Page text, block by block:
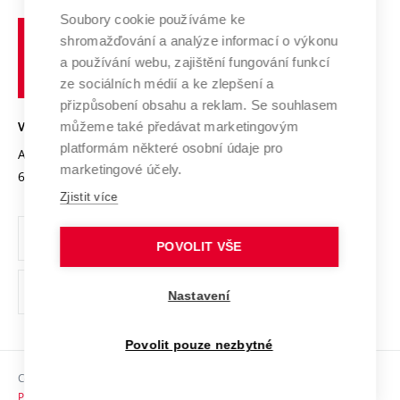
Výzkumné infrastruktury
Transfer znalostí
Open Science
Projekty
Projekty ze strukturálních fondů
Specifický výzkum
Spolupráce se školami
Mezinárodní dohody
Univerzitní sítě
Profil univerzity
Udržitelná univerzita
Podnikavá univerzita / ContriBUTe
Bezpečná univerzita
Vyznamenání
Organizační struktura
Ochrana osobních údajů
odkaz)
Sociální bezpečí
učení
technické
Brně
VYSOKÉ UČENÍ TECHNICKÉ V BRNĚ
Antonínská 548/1
602 00 Brno
www.vut.cz
vut@vutbr.cz
Copyright © 2026 VUT
Prohlášení o přístupnosti
Soubory cookie používáme ke
shromažďování a analýze informací o výkonu
a používání webu, zajištění fungování funkcí
ze sociálních médií a ke zlepšení a
přizpůsobení obsahu a reklam. Se souhlasem
můžeme také předávat marketingovým
platformám některé osobní údaje pro
marketingové účely.
Zjistit více
POVOLIT VŠE
Nastavení
Povolit pouze nezbytné